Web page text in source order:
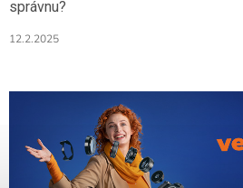
správnu?
12.2.2025